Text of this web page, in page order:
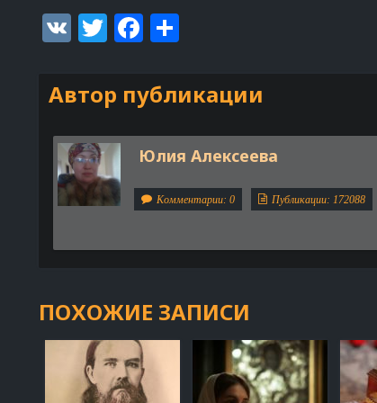
VK TwitterFacebook
Автор публикации
Юлия Алексеева
Комментарии: 0 Публикации: 172088
ПОХОЖИЕ ЗАПИСИ